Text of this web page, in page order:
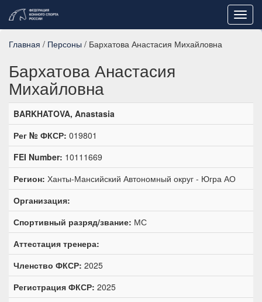
Главная / Персоны / Бархатова Анастасия Михайловна
Бархатова Анастасия
Михайловна
BARKHATOVA, Anastasia
Рег № ФКСР: 019801
FEI Number: 10111669
Регион: Ханты-Мансийский Автономный округ - Югра АО
Организация:
Спортивный разряд/звание: МС
Аттестация тренера:
Членство ФКСР: 2025
Регистрация ФКСР: 2025